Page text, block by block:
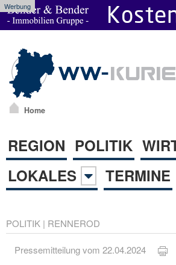
Werbung
Home
REGION POLITIK
LOKALES
TERMINE
POLITIK | RENNEROD
Pressemitteilung vom 22.04.2024